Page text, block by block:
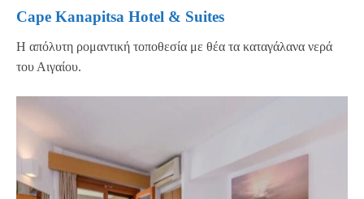
Cape Kanapitsa Hotel & Suites
Η απόλυτη ρομαντική τοποθεσία με θέα τα καταγάλανα νερά
του Αιγαίου.